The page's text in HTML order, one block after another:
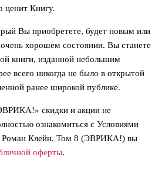
ценит Книгу.
Вы приобретете, будет новым или
хорошем состоянии. Вы станете
книги, изданной небольшим
всего никогда не было в открытой
ранее широкой публике.
скидки и акции не
ознакомиться с Условиями
Роман Клейн. Том 8 (ЭВРИКА!) вы
оферты.